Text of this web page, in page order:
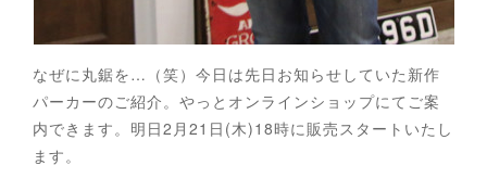
なぜに丸鋸を…（笑）今日は先日お知らせしていた新作
パーカーのご紹介。やっとオンラインショップにてご案
内できます。明日2月21日(木)18時に販売スタートいたし
ます。